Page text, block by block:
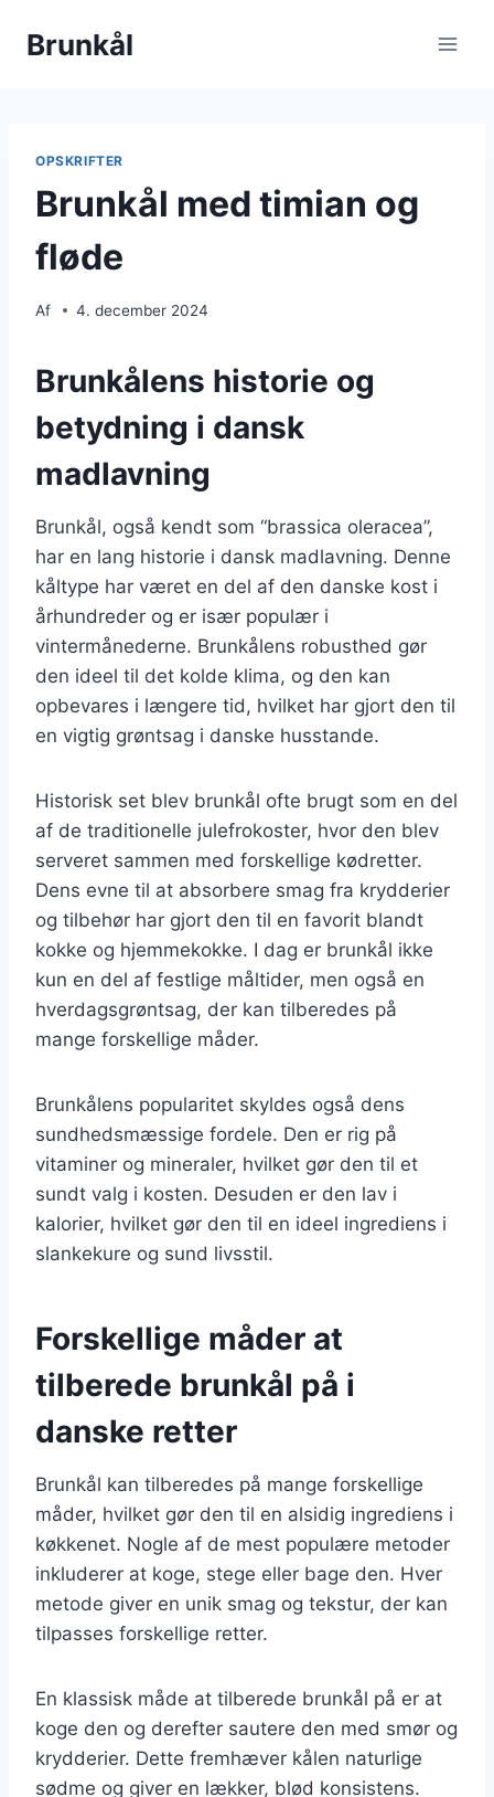
Brunkål
OPSKRIFTER
Brunkål med timian og
fløde
Af 4. december 2024
Brunkålens historie og
betydning i dansk
madlavning
Brunkål, også kendt som “brassica oleracea”,
har en lang historie i dansk madlavning. Denne
kåltype har været en del af den danske kost i
århundreder og er især populær i
vintermånederne. Brunkålens robusthed gør
den ideel til det kolde klima, og den kan
opbevares i længere tid, hvilket har gjort den til
en vigtig grøntsag i danske husstande.
Historisk set blev brunkål ofte brugt som en del
af de traditionelle julefrokoster, hvor den blev
serveret sammen med forskellige kødretter.
Dens evne til at absorbere smag fra krydderier
og tilbehør har gjort den til en favorit blandt
kokke og hjemmekokke. I dag er brunkål ikke
kun en del af festlige måltider, men også en
hverdagsgrøntsag, der kan tilberedes på
mange forskellige måder.
Brunkålens popularitet skyldes også dens
sundhedsmæssige fordele. Den er rig på
vitaminer og mineraler, hvilket gør den til et
sundt valg i kosten. Desuden er den lav i
kalorier, hvilket gør den til en ideel ingrediens i
slankekure og sund livsstil.
Forskellige måder at
tilberede brunkål på i
danske retter
Brunkål kan tilberedes på mange forskellige
måder, hvilket gør den til en alsidig ingrediens i
køkkenet. Nogle af de mest populære metoder
inkluderer at koge, stege eller bage den. Hver
metode giver en unik smag og tekstur, der kan
tilpasses forskellige retter.
En klassisk måde at tilberede brunkål på er at
koge den og derefter sautere den med smør og
krydderier. Dette fremhæver kålen naturlige
sødme og giver en lækker, blød konsistens.